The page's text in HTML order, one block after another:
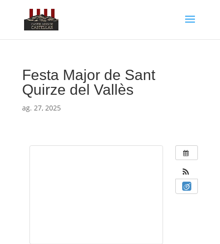
Festa Major de Sant
Quirze del Vallès
ag. 27, 2025